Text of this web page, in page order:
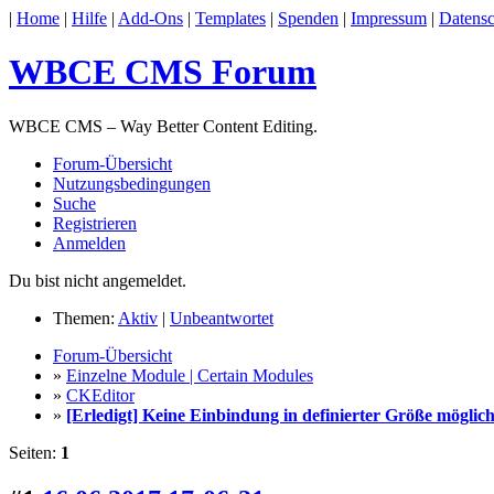
| Home | Hilfe | Add-Ons | Templates | Spenden | Impressum |
WBCE CMS Forum
WBCE CMS – Way Better Content Editing.
Forum-Übersicht
Nutzungsbedingungen
Suche
Registrieren
Anmelden
Du bist nicht angemeldet.
Themen: Aktiv | Unbeantwortet
Forum-Übersicht
» Einzelne Module | Certain Modules
» CKEditor
» [Erledigt] Keine Einbindung in definierter Größe möglich
Seiten: 1